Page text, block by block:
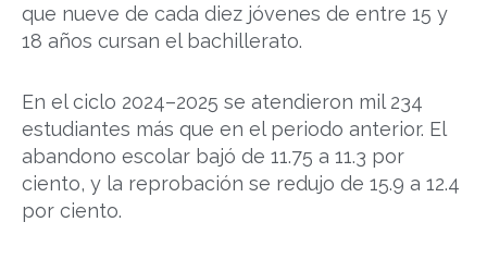
que nueve de cada diez jóvenes de entre 15 y
18 años cursan el bachillerato.
En el ciclo 2024–2025 se atendieron mil 234
estudiantes más que en el periodo anterior. El
abandono escolar bajó de 11.75 a 11.3 por
ciento, y la reprobación se redujo de 15.9 a 12.4
por ciento.